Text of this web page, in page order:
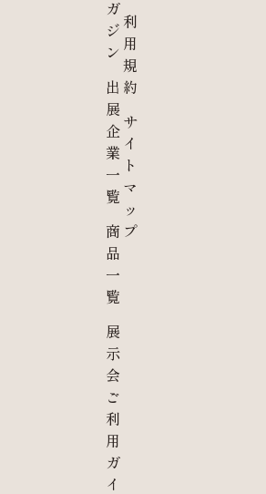
ガ
ジ
ン
出
展
企
業
一
覧
商
品
一
覧
展
示
会
ご
利
用
ガ
イ
利
用
規
約
サ
イ
ト
マ
ッ
プ